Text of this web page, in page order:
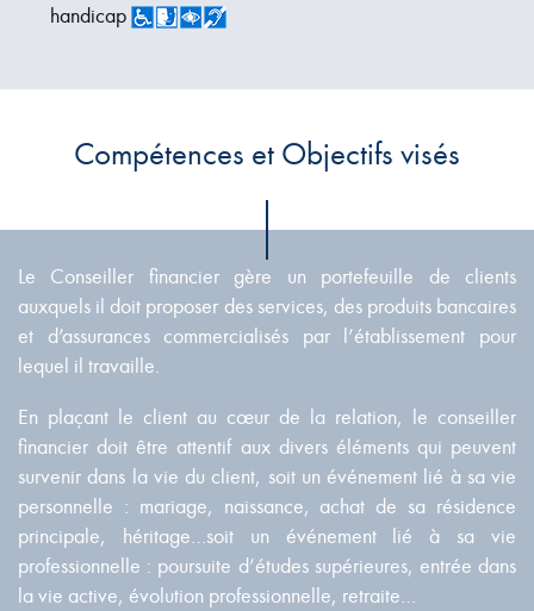
handicap
Compétences et Objectifs visés
Le Conseiller financier gère un portefeuille de clients
auxquels il doit proposer des services, des produits bancaires
et d’assurances commercialisés par l’établissement pour
lequel il travaille.
En plaçant le client au cœur de la relation, le conseiller
financier doit être attentif aux divers éléments qui peuvent
survenir dans la vie du client, soit un événement lié à sa vie
personnelle : mariage, naissance, achat de sa résidence
principale, héritage…soit un événement lié à sa vie
professionnelle : poursuite d’études supérieures, entrée dans
la vie active, évolution professionnelle, retraite…